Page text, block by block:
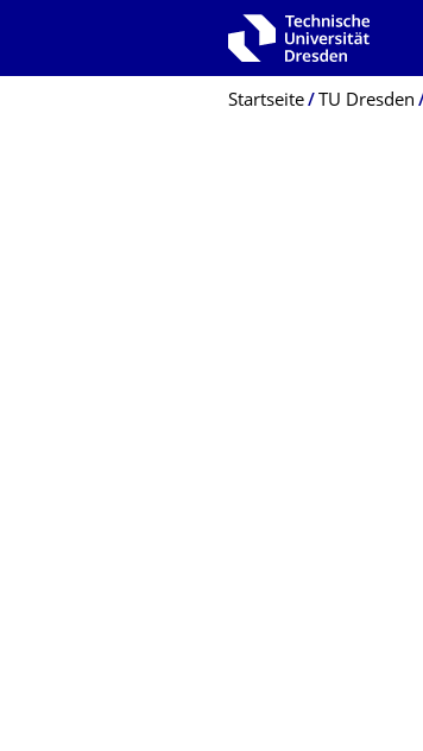
Zur Hauptnavigation springen
Breadcrumb-Menü
Startseite TU Dresden